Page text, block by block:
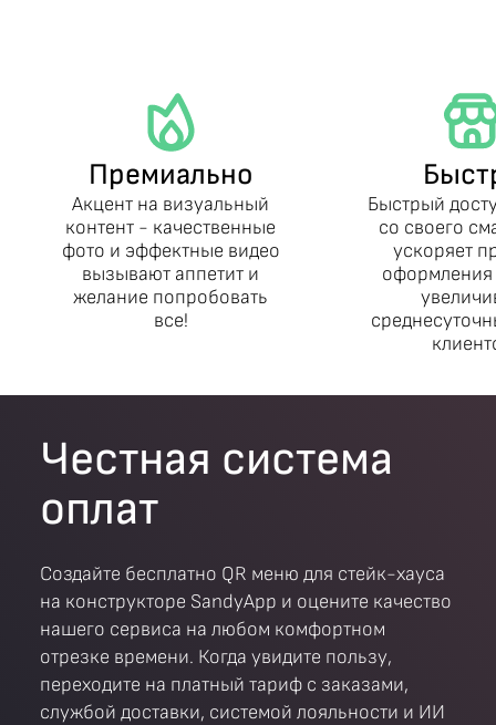
Премиально
Акцент на визуальный
контент - качественные
фото и эффектные видео
вызывают аппетит и
желание попробовать
все!
Быстрый
со своего
ускоряет
оформления
Честная система
оплат
Создайте бесплатно QR меню для стейк-хауса
на конструкторе SandyApp и оцените качество
нашего сервиса на любом комфортном
отрезке времени. Когда увидите пользу,
переходите на платный тариф с заказами,
службой доставки, системой лояльности и ИИ